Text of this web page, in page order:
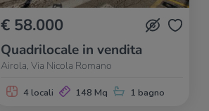
€ 58.000
Quadrilocale in vendita
Airola, Via Nicola Romano
4 locali 148 Mq 1 bagno